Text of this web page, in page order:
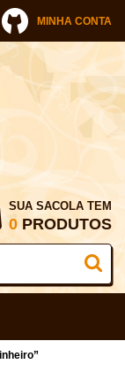
MINHA CONTA
SUA SACOLA TEM
0 PRODUTOS